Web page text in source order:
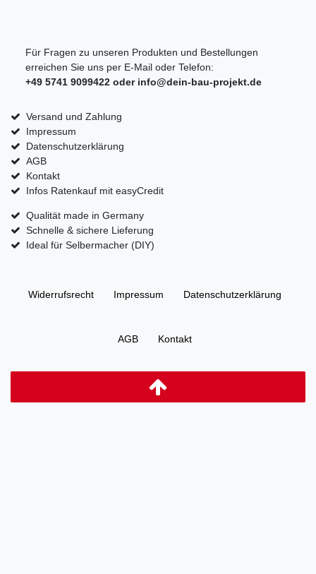
Für Fragen zu unseren Produkten und Bestellungen
erreichen Sie uns per E-Mail oder Telefon:
+49 5741 9099422 oder info@dein-bau-projekt.de
Versand und Zahlung
Impressum
Datenschutzerklärung
AGB
Kontakt
Infos Ratenkauf mit easyCredit
Qualität made in Germany
Schnelle & sichere Lieferung
Ideal für Selbermacher (DIY)
Widerrufs­recht Impressum Daten­schutz­erklärung
AGB Kontakt